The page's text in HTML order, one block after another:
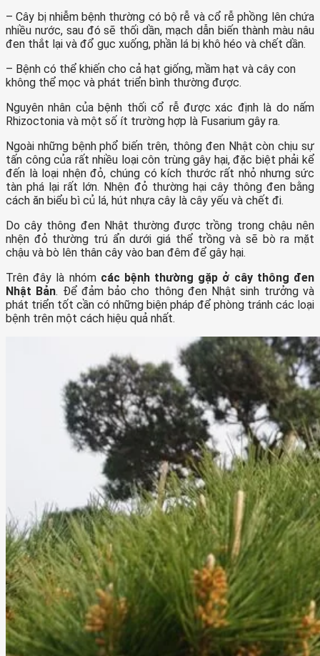
– Cây bị nhiễm bệnh thường có bộ rễ và cổ rễ phồng lên chứa
nhiều nước, sau đó sẽ thối dần, mạch dẫn biến thành màu nâu
đen thắt lại và đổ gục xuống, phần lá bị khô héo và chết dần.
– Bệnh có thể khiến cho cả hạt giống, mầm hạt và cây con
không thể mọc và phát triển bình thường được.
Nguyên nhân của bệnh thối cổ rễ được xác định là do nấm
Rhizoctonia và một số ít trường hợp là Fusarium gây ra.
Ngoài những bệnh phổ biến trên, thông đen Nhật còn chịu sự
tấn công của rất nhiều loại côn trùng gây hại, đặc biệt phải kể
đến là loại nhện đỏ, chúng có kích thước rất nhỏ nhưng sức
tàn phá lại rất lớn. Nhện đỏ thường hại cây thông đen bằng
cách ăn biểu bì củ lá, hút nhựa cây là cây yếu và chết đi.
Do cây thông đen Nhật thường được trồng trong chậu nên
nhện đỏ thường trú ẩn dưới giá thể trồng và sẽ bò ra mặt
chậu và bò lên thân cây vào ban đêm để gây hại.
Trên đây là nhóm các bệnh thường gặp ở cây thông đen
Nhật Bản. Để đảm bảo cho thông đen Nhật sinh trưởng và
phát triển tốt cần có những biện pháp để phòng tránh các loại
bệnh trên một cách hiệu quả nhất.